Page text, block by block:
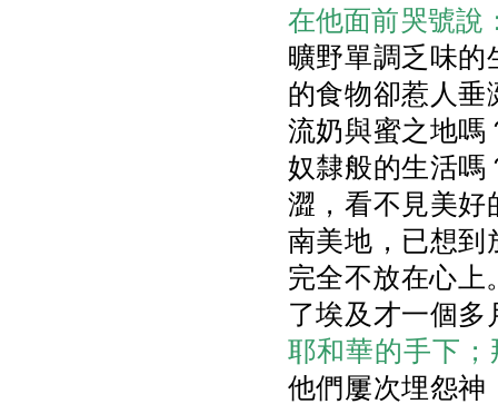
在他面前哭號說
曠野單調乏味的
的食物卻惹人垂
流奶與蜜之地嗎
奴隸般的生活嗎
澀，看不見美好
南美地，已想到
完全不放在心上
了埃及才一個
耶和華的手下
他們屢次埋怨神